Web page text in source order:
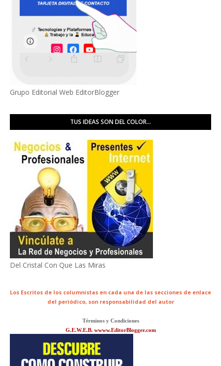
Grupo Editorial Web EditorBlogger
TUS IDEAS SON DEL COLOR...
Del Cristal Con Que Las Miras
Los Escritos de los columnistas en cada una de las secciones de enlace
del periódico, son responsabilidad del autor
Términos y Condiciones
G.E.W.E.B. wwww.EditorBlogger.com